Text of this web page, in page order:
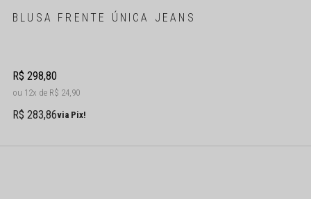
BLUSA FRENTE ÚNICA JEANS
R$ 283,86via Pix!
R$ 298,80
12x R$ 24,90